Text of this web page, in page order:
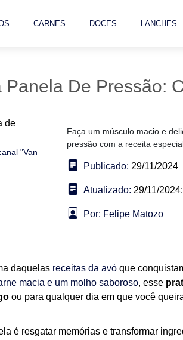
CARNES DOCES LANCHES
De Pressão:
"Van
Faça um músculo macio e
pressão com a receita
Publicado: 29/11/2024
Atualizado: 29/11/
Por: Felipe Matozo
daquelas receitas da avó que
macia e um molho saboroso, esse
ou para qualquer dia em que você
é resgatar memórias e transformar